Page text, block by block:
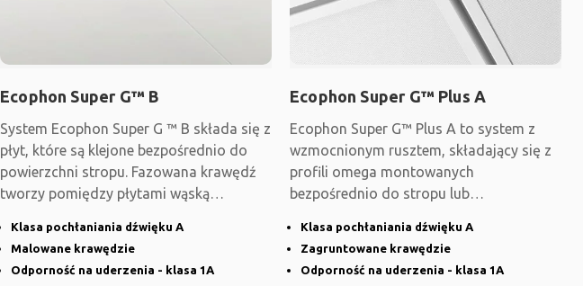
Ecophon Super G™ B
System Ecophon Super G ™ B składa się z
płyt, które są klejone bezpośrednio do
powierzchni stropu. Fazowana krawędź
tworzy pomiędzy płytami wąską
Klasa pochłaniania dźwięku A
Malowane krawędzie
Odporność na uderzenia - klasa 1A
Ecophon Super G™ Plus A
Ecophon Super G™ Plus A to system z
wzmocnionym rusztem, składający się z
profili omega montowanych
bezpośrednio do stropu lub
Klasa pochłaniania dźwięku A
Zagruntowane krawędzie
Odporność na uderzenia - klasa 1A